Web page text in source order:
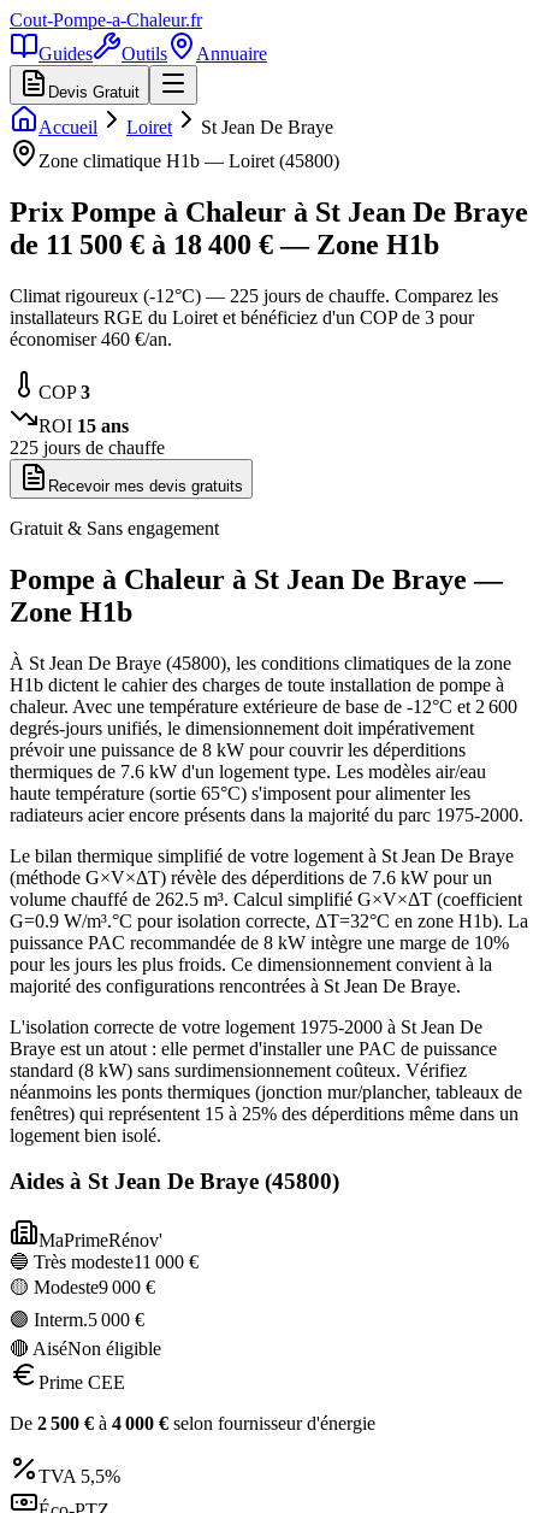
Cout-Pompe-a-Chaleur.fr
Guides
Outils Annuaire
Devis Gratuit
Accueil Loiret
St Jean De Braye
Zone climatique H1b — Loiret (45800)
Prix Pompe à Chaleur à St Jean De Braye
de 11 500 € à 18 400 € — Zone H1b
Climat rigoureux (-12°C) — 225 jours de chauffe. Comparez les
installateurs RGE du Loiret et bénéficiez d'un COP de 3 pour
économiser 460 €/an.
COP3
ROI 15 ans
225 jours de chauffe
Recevoir mes devis gratuits
Gratuit & Sans engagement
Pompe à Chaleur à St Jean De Braye —
Zone H1b
À St Jean De Braye (45800), les conditions climatiques de la zone
H1b dictent le cahier des charges de toute installation de pompe à
chaleur. Avec une température extérieure de base de -12°C et 2 600
degrés-jours unifiés, le dimensionnement doit impérativement
prévoir une puissance de 8 kW pour couvrir les déperditions
thermiques de 7.6 kW d'un logement type. Les modèles air/eau
haute température (sortie 65°C) s'imposent pour alimenter les
radiateurs acier encore présents dans la majorité du parc 1975-2000.
Le bilan thermique simplifié de votre logement à St Jean De Braye
(méthode G×V×ΔT) révèle des déperditions de 7.6 kW pour un
volume chauffé de 262.5 m³. Calcul simplifié G×V×ΔT (coefficient
G=0.9 W/m³.°C pour isolation correcte, ΔT=32°C en zone H1b). La
puissance PAC recommandée de 8 kW intègre une marge de 10%
pour les jours les plus froids. Ce dimensionnement convient à la
majorité des configurations rencontrées à St Jean De Braye.
L'isolation correcte de votre logement 1975-2000 à St Jean De
Braye est un atout : elle permet d'installer une PAC de puissance
standard (8 kW) sans surdimensionnement coûteux. Vérifiez
néanmoins les ponts thermiques (jonction mur/plancher, tableaux de
fenêtres) qui représentent 15 à 25% des déperditions même dans un
logement bien isolé.
Aides à St Jean De Braye (45800)
MaPrimeRénov'
🔵 Très modeste11 000 €
🟡 Modeste9 000 €
🟣 Interm.5 000 €
🔴 AiséNon éligible
Prime CEE
De 2 500 € à 4 000 € selon fournisseur d'énergie
TVA 5,5%